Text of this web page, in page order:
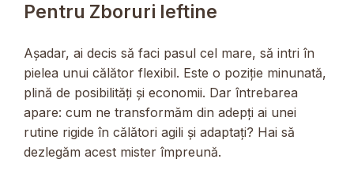
Pentru Zboruri Ieftine
Așadar, ai decis să faci pasul cel mare, să intri în
pielea unui călător flexibil. Este o poziție minunată,
plină de posibilități și economii. Dar întrebarea
apare: cum ne transformăm din adepți ai unei
rutine rigide în călători agili și adaptați? Hai să
dezlegăm acest mister împreună.